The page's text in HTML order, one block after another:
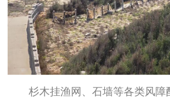
杉木挂渔网、石墙等各类风障